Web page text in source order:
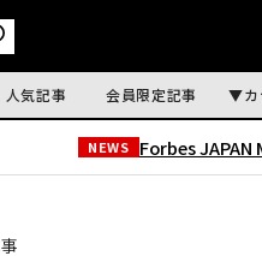
人気記事 会員限定記事
NEWS Forbes JAPAN